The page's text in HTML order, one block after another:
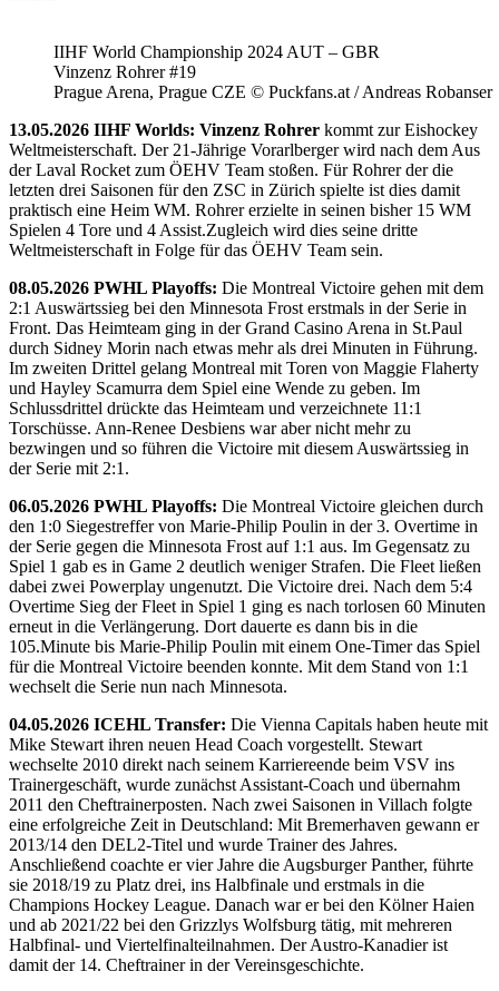
IIHF World Championship 2024 AUT – GBR
Vinzenz Rohrer #19
Prague Arena, Prague CZE © Puckfans.at / Andreas Robanser
13.05.2026 IIHF Worlds: Vinzenz Rohrer kommt zur Eishockey
Weltmeisterschaft. Der 21-Jährige Vorarlberger wird nach dem Aus
der Laval Rocket zum ÖEHV Team stoßen. Für Rohrer der die
letzten drei Saisonen für den ZSC in Zürich spielte ist dies damit
praktisch eine Heim WM. Rohrer erzielte in seinen bisher 15 WM
Spielen 4 Tore und 4 Assist.Zugleich wird dies seine dritte
Weltmeisterschaft in Folge für das ÖEHV Team sein.
08.05.2026 PWHL Playoffs: Die Montreal Victoire gehen mit dem
2:1 Auswärtssieg bei den Minnesota Frost erstmals in der Serie in
Front. Das Heimteam ging in der Grand Casino Arena in St.Paul
durch Sidney Morin nach etwas mehr als drei Minuten in Führung.
Im zweiten Drittel gelang Montreal mit Toren von Maggie Flaherty
und Hayley Scamurra dem Spiel eine Wende zu geben. Im
Schlussdrittel drückte das Heimteam und verzeichnete 11:1
Torschüsse. Ann-Renee Desbiens war aber nicht mehr zu
bezwingen und so führen die Victoire mit diesem Auswärtssieg in
der Serie mit 2:1.
06.05.2026 PWHL Playoffs: Die Montreal Victoire gleichen durch
den 1:0 Siegestreffer von Marie-Philip Poulin in der 3. Overtime in
der Serie gegen die Minnesota Frost auf 1:1 aus. Im Gegensatz zu
Spiel 1 gab es in Game 2 deutlich weniger Strafen. Die Fleet ließen
dabei zwei Powerplay ungenutzt. Die Victoire drei. Nach dem 5:4
Overtime Sieg der Fleet in Spiel 1 ging es nach torlosen 60 Minuten
erneut in die Verlängerung. Dort dauerte es dann bis in die
105.Minute bis Marie-Philip Poulin mit einem One-Timer das Spiel
für die Montreal Victoire beenden konnte. Mit dem Stand von 1:1
wechselt die Serie nun nach Minnesota.
04.05.2026 ICEHL Transfer: Die Vienna Capitals haben heute mit
Mike Stewart ihren neuen Head Coach vorgestellt. Stewart
wechselte 2010 direkt nach seinem Karriereende beim VSV ins
Trainergeschäft, wurde zunächst Assistant-Coach und übernahm
2011 den Cheftrainerposten. Nach zwei Saisonen in Villach folgte
eine erfolgreiche Zeit in Deutschland: Mit Bremerhaven gewann er
2013/14 den DEL2-Titel und wurde Trainer des Jahres.
Anschließend coachte er vier Jahre die Augsburger Panther, führte
sie 2018/19 zu Platz drei, ins Halbfinale und erstmals in die
Champions Hockey League. Danach war er bei den Kölner Haien
und ab 2021/22 bei den Grizzlys Wolfsburg tätig, mit mehreren
Halbfinal- und Viertelfinalteilnahmen. Der Austro-Kanadier ist
damit der 14. Cheftrainer in der Vereinsgeschichte.